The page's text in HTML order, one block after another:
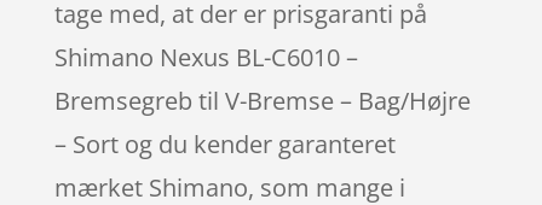
tage med, at der er prisgaranti på
Shimano Nexus BL-C6010 –
Bremsegreb til V-Bremse – Bag/Højre
– Sort og du kender garanteret
mærket Shimano, som mange i